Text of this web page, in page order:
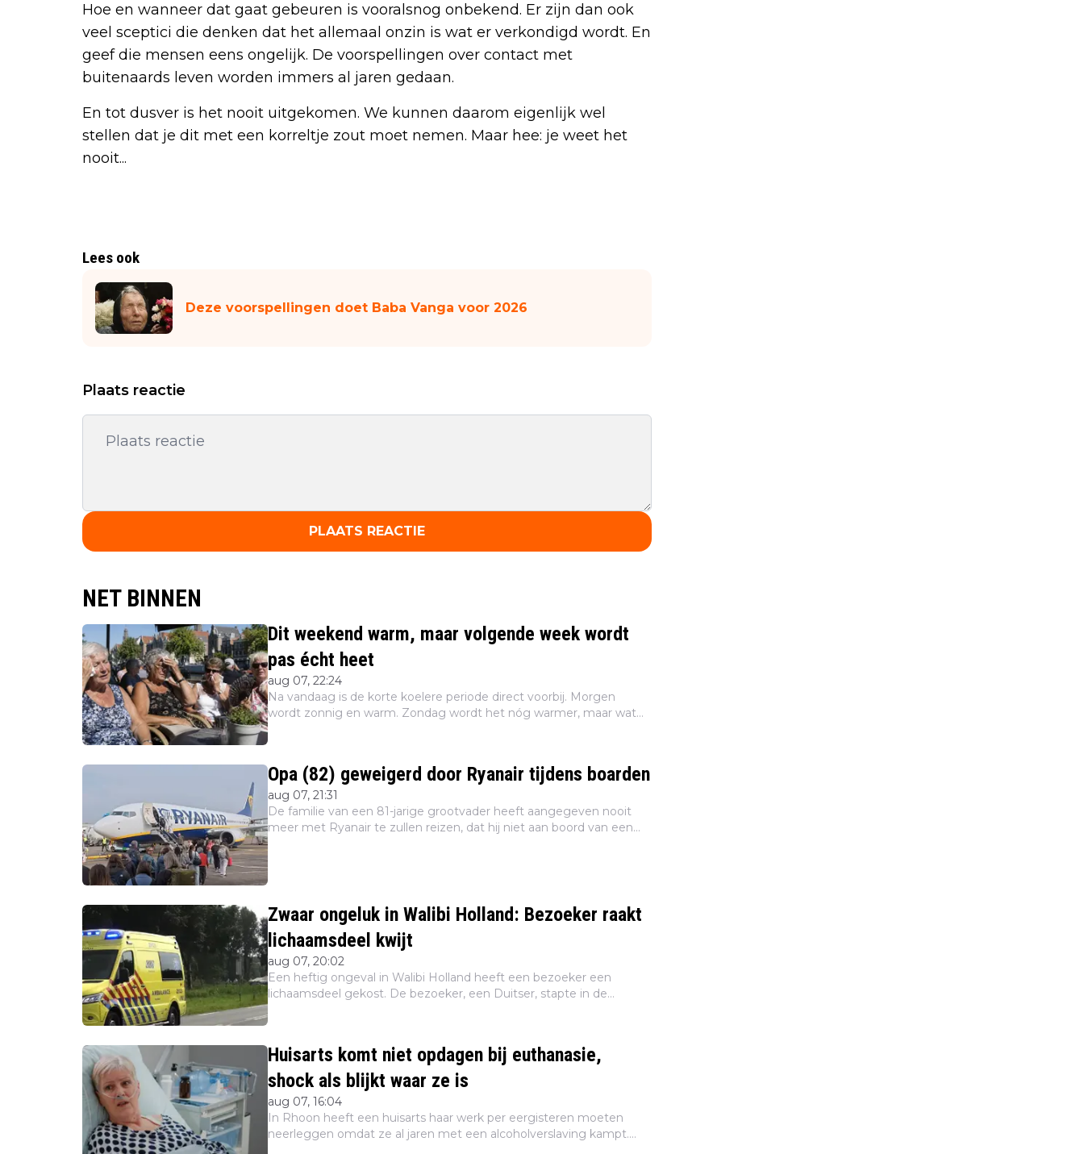
Hoe en wanneer dat gaat gebeuren is vooralsnog onbekend. Er zijn dan ook
veel sceptici die denken dat het allemaal onzin is wat er verkondigd wordt. En
geef die mensen eens ongelijk. De voorspellingen over contact met
buitenaards leven worden immers al jaren gedaan.
En tot dusver is het nooit uitgekomen. We kunnen daarom eigenlijk wel
stellen dat je dit met een korreltje zout moet nemen. Maar hee: je weet het
nooit...
Lees ook
Deze voorspellingen doet Baba Vanga voor 2026
Plaats reactie
PLAATS REACTIE
NET BINNEN
Dit weekend warm, maar volgende week wordt
pas écht heet
aug 07, 22:24
Na vandaag is de korte koelere periode direct voorbij. Morgen
wordt zonnig en warm. Zondag wordt het nóg warmer, maar wat
Opa (82) geweigerd door Ryanair tijdens boarden
aug 07, 21:31
De familie van een 81-jarige grootvader heeft aangegeven nooit
meer met Ryanair te zullen reizen, dat hij niet aan boord van een
Zwaar ongeluk in Walibi Holland: Bezoeker raakt
lichaamsdeel kwijt
aug 07, 20:02
Een heftig ongeval in Walibi Holland heeft een bezoeker een
lichaamsdeel gekost. De bezoeker, een Duitser, stapte in de
Huisarts komt niet opdagen bij euthanasie,
shock als blijkt waar ze is
aug 07, 16:04
In Rhoon heeft een huisarts haar werk per eergisteren moeten
neerleggen omdat ze al jaren met een alcoholverslaving kampt.